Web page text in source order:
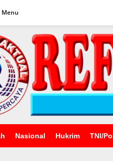
Menu
Nasional Hukrim TNI/